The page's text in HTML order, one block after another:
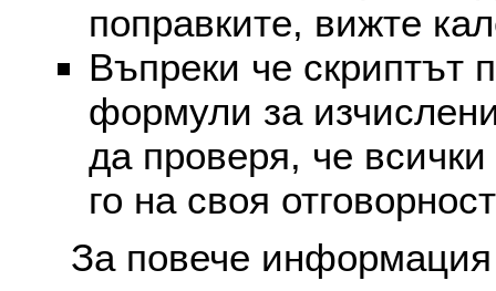
поправките, вижте
Въпреки че скриптът
формули за
да проверя, че
го на своя
За повече информация